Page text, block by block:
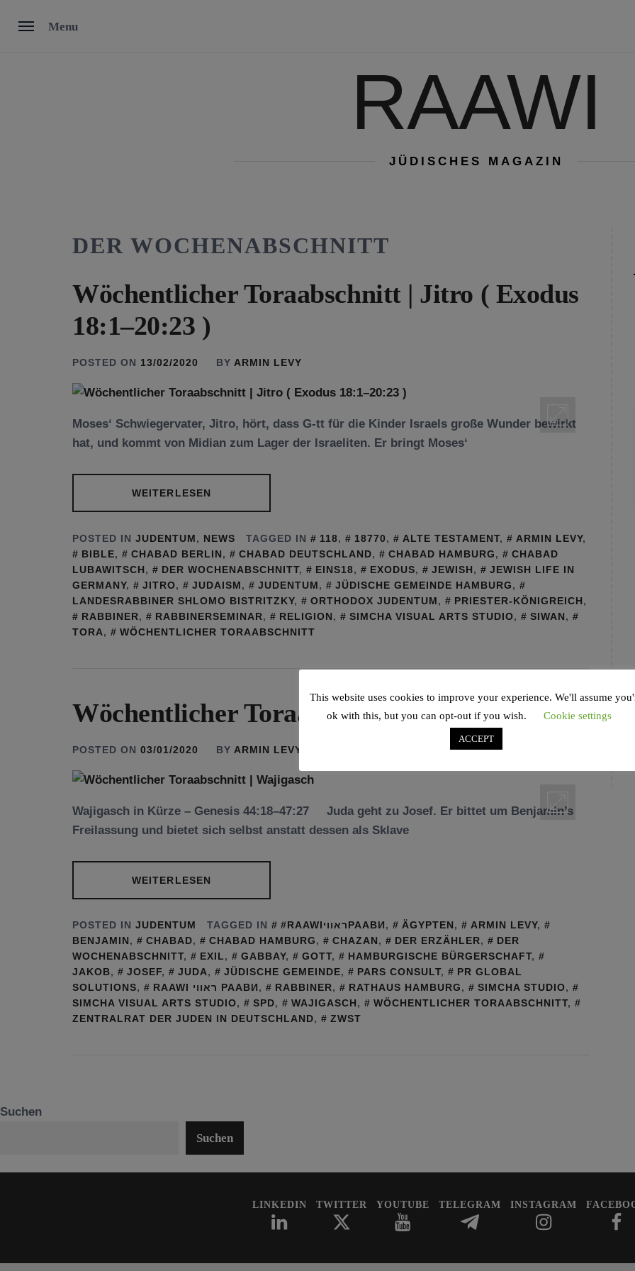
Menu
RAAWI
JÜDISCHES MAGAZIN
DER WOCHENABSCHNITT
Wöchentlicher Toraabschnitt | Jitro ( Exodus
18:1–20:23 )
POSTED ON 13/02/2020 BY ARMIN LEVY
Moses‘ Schwiegervater, Jitro, hört, dass G-tt für die Kinder Israels große Wunder bewirkt
hat, und kommt von Midian zum Lager der Israeliten. Er bringt Moses‘
WEITERLESEN
POSTED IN JUDENTUM, NEWS TAGGED IN 118, 18770, ALTE TESTAMENT, ARMIN LEVY,
BIBLE, CHABAD BERLIN, CHABAD DEUTSCHLAND, CHABAD HAMBURG,
CHABAD
LUBAWITSCH, DER WOCHENABSCHNITT, EINS18, EXODUS, JEWISH,
JEWISH LIFE IN
GERMANY, JITRO, JUDAISM, JUDENTUM, JÜDISCHE GEMEINDE HAMBURG,
LANDESRABBINER SHLOMO BISTRITZKY, ORTHODOX JUDENTUM, PRIESTER-KÖNIGREICH,
RABBINER, RABBINERSEMINAR, RELIGION, SIMCHA VISUAL ARTS STUDIO, SIWAN,
TORA, WÖCHENTLICHER TORAABSCHNITT
Wöchentlicher Toraabschnitt | Wajigasch
POSTED ON 03/01/2020 BY ARMIN LEVY
Wajigasch in Kürze – Genesis 44:18–47:27 Juda geht zu Josef. Er bittet um Benjamin’s
Freilassung und bietet sich selbst anstatt dessen als Sklave
WEITERLESEN
POSTED IN JUDENTUM TAGGED IN #RAAWIראוויРААВИ, ÄGYPTEN, ARMIN LEVY,
BENJAMIN, CHABAD, CHABAD HAMBURG, CHAZAN, DER ERZÄHLER,
DER
WOCHENABSCHNITT, EXIL, GABBAY, GOTT, HAMBURGISCHE BÜRGERSCHAFT,
JAKOB, JOSEF, JUDA, JÜDISCHE GEMEINDE, PARS CONSULT,
PR GLOBAL
SOLUTIONS, RAAWI ראווי РААВИ, RABBINER, RATHAUS HAMBURG, SIMCHA STUDIO,
SIMCHA VISUAL ARTS STUDIO, SPD, WAJIGASCH, WÖCHENTLICHER TORAABSCHNITT,
ZENTRALRAT DER JUDEN IN DEUTSCHLAND, ZWST
Suchen
Suchen
LINKEDIN TWITTER YOUTUBE TELEGRAM INSTAGRAM
This website uses cookies to improve your experience. We'll assume
ok with this, but you can opt-out if you wish.
Cookie settings
ACCEPT